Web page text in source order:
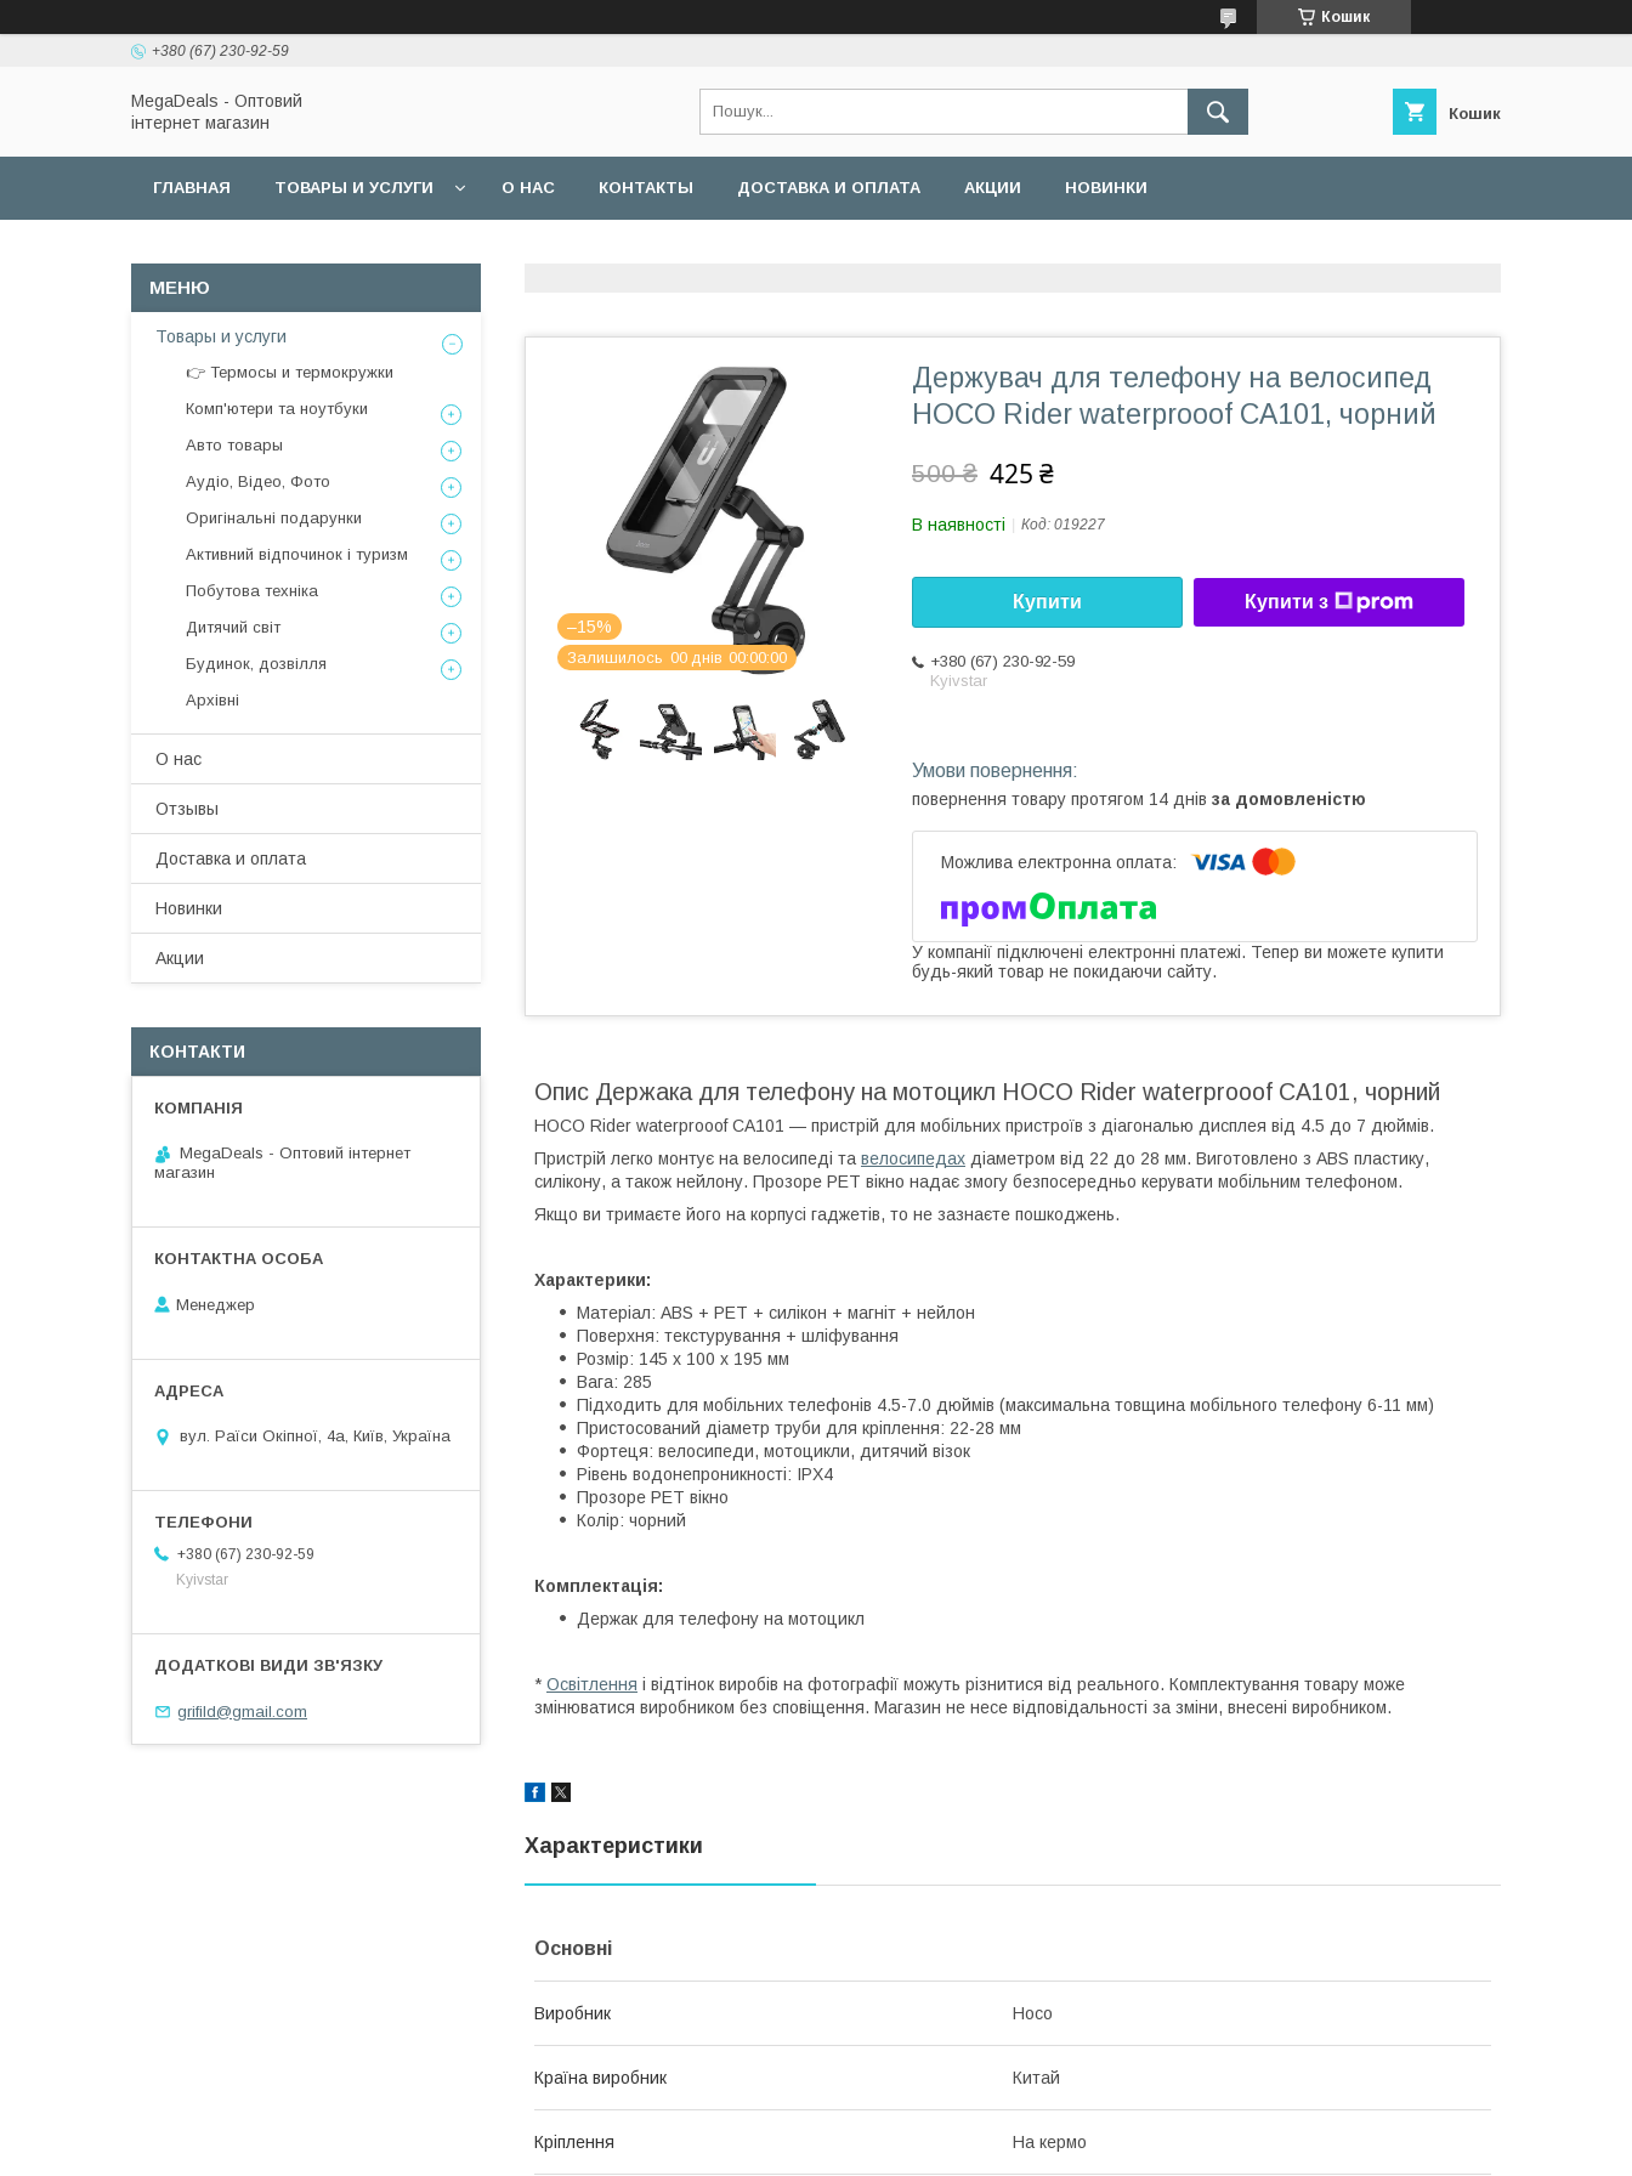
Кошик
+380 (67) 230-92-59
MegaDeals - Оптовий
інтернет магазин
Кошик
ГЛАВНАЯ ТОВАРЫ И УСЛУГИ О НАС КОНТАКТЫ ДОСТАВКА И ОПЛАТА АКЦИИ НОВИНКИ
–15%
Залишилось 00 днів 00 00 00
Держувач для телефону на велосипед
HOCO Rider waterprooof CA101, чорний
500 ₴ 425 ₴
В наявності Код: 019227
Купити Купити з
+380 (67) 230-92-59
Kyivstar
повернення товару протягом 14 днів за домовленістю
У компанії підключені електронні платежі. Тепер ви можете купити
будь-який товар не покидаючи сайту.
Опис Держака для телефону на мотоцикл HOCO Rider waterprooof CA101, чорний
HOCO Rider waterprooof CA101 — пристрій для мобільних пристроїв з діагональю дисплея від 4.5 до 7 дюймів.
Пристрій легко монтує на велосипеді та велосипедах діаметром від 22 до 28 мм. Виготовлено з ABS пластику,
силікону, а також нейлону. Прозоре PET вікно надає змогу безпосередньо керувати мобільним телефоном.
Якщо ви тримаєте його на корпусі гаджетів, то не зазнаєте пошкоджень.
Характерики:
Матеріал: ABS + PET + силікон + магніт + нейлон
Поверхня: текстурування + шліфування
Розмір: 145 х 100 х 195 мм
Вага: 285
Підходить для мобільних телефонів 4.5-7.0 дюймів (максимальна товщина мобільного телефону 6-11 мм)
Пристосований діаметр труби для кріплення: 22-28 мм
Фортеця: велосипеди, мотоцикли, дитячий візок
Рівень водонепроникності: IPX4
Прозоре PET вікно
Колір: чорний
Комплектація:
Держак для телефону на мотоцикл
* Освітлення і відтінок виробів на фотографії можуть різнитися від реального. Комплектування товару може
змінюватися виробником без сповіщення. Магазин не несе відповідальності за зміни, внесені виробником.
Характеристики
Основні
Виробник Hoco
Країна виробник Китай
Кріплення На кермо
Товары и услуги
👉 Термосы и термокружки
Комп'ютери та ноутбуки
Авто товары
Аудіо, Відео, Фото
Оригінальні подарунки
Активний відпочинок і туризм
Побутова техніка
Дитячий світ
Будинок, дозвілля
Архівні
О нас
Отзывы
Доставка и оплата
Новинки
Акции
КОНТАКТИ
MegaDeals - Оптовий інтернет
магазин
Менеджер
вул. Раїси Окіпної, 4а, Київ, Україна
+380 (67) 230-92-59
Kyivstar
grifild@gmail.com